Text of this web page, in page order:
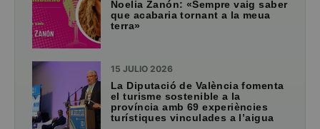
Noelia Zanón: «Sempre vaig saber
que acabaria tornant a la meua
terra»
15 JULIO 2026
La Diputació de València fomenta
el turisme sostenible a la
província amb 69 experiències
turístiques vinculades a l’aigua